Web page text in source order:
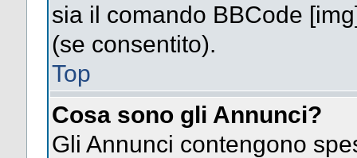
sia il comando BBCode
(se consentito).
Top
Cosa sono gli Annunci?
Gli Annunci contengono